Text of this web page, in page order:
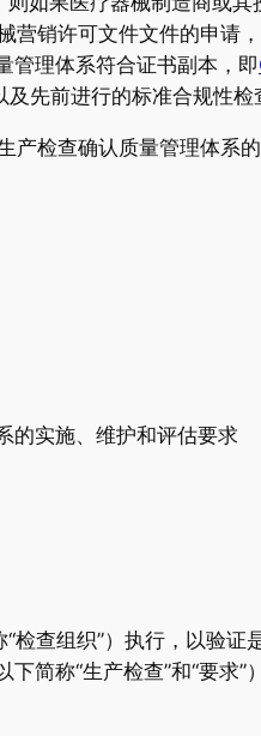
营销许可文件文件的申请
管理体系符合证书副本，即
先前进行的标准合规性检
产检查确认质量管理体系
的实施、维护和评估要求
检查组织”）执行，以验证
简称“生产检查”和“要求”）